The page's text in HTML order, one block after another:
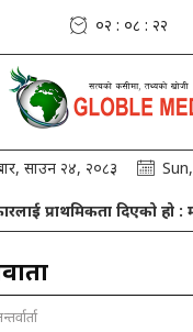
०२ : ०८ : २४
साउन २४, २०८३
दिएको हो : मन्त्री पुन